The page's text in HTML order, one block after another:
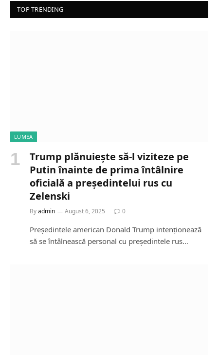
TOP TRENDING
LUMEA
Trump plănuiește să-l viziteze pe
Putin înainte de prima întâlnire
oficială a președintelui rus cu
Zelenski
Byadmin August 6, 2025 0
Președintele american Donald Trump intenționează
să se întâlnească personal cu președintele rus…